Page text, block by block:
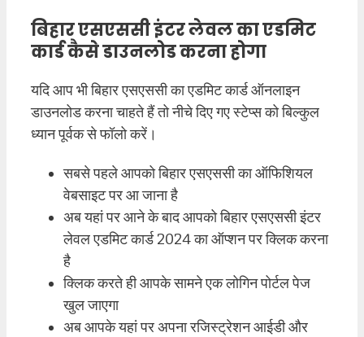
बिहार एसएससी इंटर लेवल का एडमिट
कार्ड कैसे डाउनलोड करना होगा
यदि आप भी बिहार एसएससी का एडमिट कार्ड ऑनलाइन
डाउनलोड करना चाहते हैं तो नीचे दिए गए स्टेप्स को बिल्कुल
ध्यान पूर्वक से फॉलो करें।
सबसे पहले आपको बिहार एसएससी का ऑफिशियल
वेबसाइट पर आ जाना है
अब यहां पर आने के बाद आपको बिहार एसएससी इंटर
लेवल एडमिट कार्ड 2024 का ऑप्शन पर क्लिक करना
है
क्लिक करते ही आपके सामने एक लोगिन पोर्टल पेज
खुल जाएगा
अब आपके यहां पर अपना रजिस्ट्रेशन आईडी और